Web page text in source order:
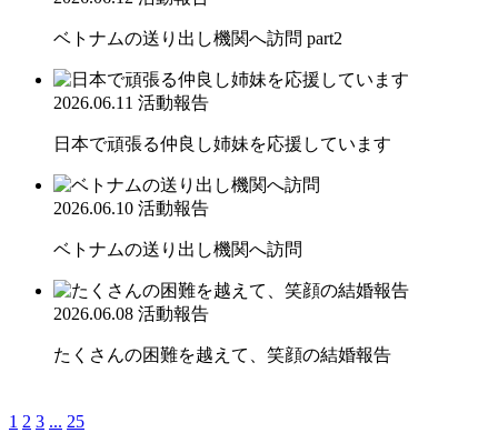
ベトナムの送り出し機関へ訪問 part2
2026.06.11 活動報告
日本で頑張る仲良し姉妹を応援しています
2026.06.10 活動報告
ベトナムの送り出し機関へ訪問
2026.06.08 活動報告
たくさんの困難を越えて、笑顔の結婚報告
1 2 3 ... 25